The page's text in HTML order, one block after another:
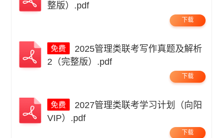
整版）.pdf
下载
2（完整版）.pdf
下载
VIP）.pdf
下载